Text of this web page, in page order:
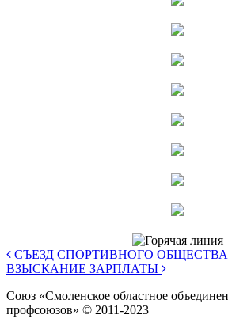
СЪЕЗД СПОРТИВНОГО ОБЩЕСТВА
ВЗЫСКАНИЕ ЗАРПЛАТЫ
Союз «Смоленское областное
профсоюзов» © 2011-2023